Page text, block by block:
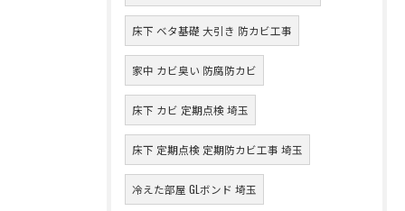
床下 ベタ基礎 大引き 防カビ工事
家中 カビ臭い 防腐防カビ
床下 カビ 定期点検 埼玉
床下 定期点検 定期防カビ工事 埼玉
冷えた部屋 GLボンド 埼玉